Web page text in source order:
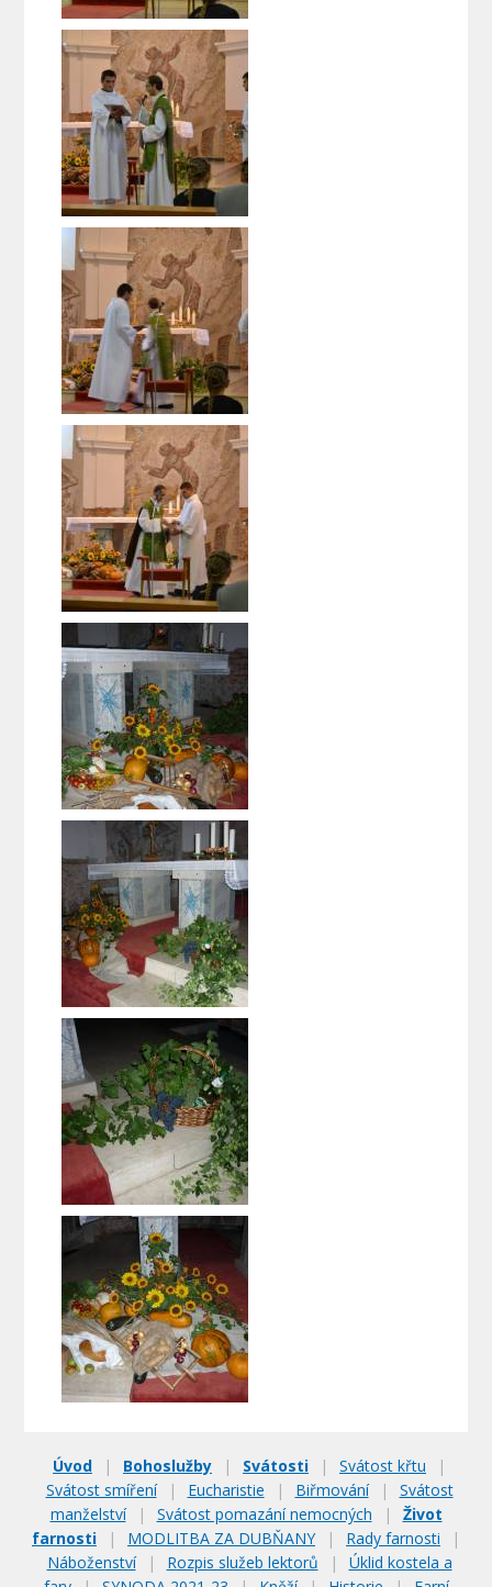
Úvod | Bohoslužby | Svátosti | Svátost křtu
|
Svátost smíření
| Eucharistie | Biřmování |
Svátost
manželství
| Svátost pomazání nemocných |
Život
farnosti
| MODLITBA ZA DUBŇANY | Rady farnosti
|
Náboženství
| Rozpis služeb lektorů |
Úklid kostela a